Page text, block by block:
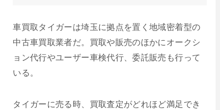
車買取タイガーは埼玉に拠点を置く地域密着型の
中古車買取業者だ。買取や販売のほかにオークシ
ョン代行やユーザー車検代行、委託販売も行って
いる。
タイガーに売る時、買取査定がどれほど満足でき